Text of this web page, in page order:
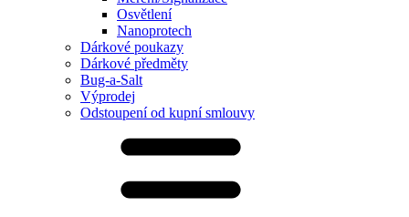
Osvětlení
Nanoprotech
Dárkové poukazy
Dárkové předměty
Bug-a-Salt
Výprodej
Odstoupení od kupní smlouvy